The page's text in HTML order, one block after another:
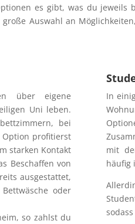
es gibt, was du
Auswahl an
über eigene
Uni leben.
bei
profitierst
starken Kontakt
Beschaffen von
ausgestattet,
oder
so zahlst du
In
mit
häufig